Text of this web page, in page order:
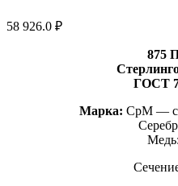
58 926.0 ₽
875
ГОСТ
Марка: СрМ — с